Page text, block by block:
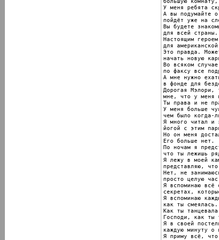
У меня ребята
А вы подумайте
пойдёт уже на
Вы будете
для всей страны.
Настоящим героем
для
Это правда.
начать новую
Во всяком
по факсу все
А мне нужно
в фонде для
Дорогая Мэлори,
мне, что у меня
Ты права и не
У меня больше
чем было когда-
Я много читал и
йогой с этим
Но он меня
Его больше нет.
По ночам я
что ты лежишь
Я лежу в моей
представляю,
Нет, не
просто целую
Я вспоминаю
секретах,
Я вспоминаю
как ты смеялась.
Как ты
Господи, как ты
Я в своей
каждую минуту о
Я приму всё, что